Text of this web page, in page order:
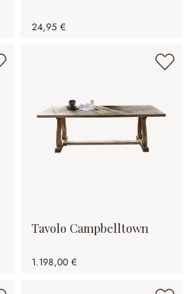
24,95 €
Tavolo Campbelltown
1.198,00 €